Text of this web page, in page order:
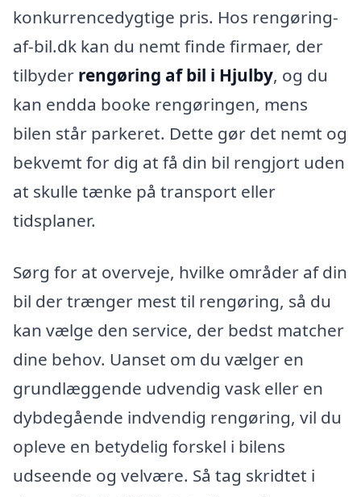
konkurrencedygtige pris. Hos rengøring-
af-bil.dk kan du nemt finde firmaer, der
tilbyder rengøring af bil i Hjulby, og du
kan endda booke rengøringen, mens
bilen står parkeret. Dette gør det nemt og
bekvemt for dig at få din bil rengjort uden
at skulle tænke på transport eller
tidsplaner.
Sørg for at overveje, hvilke områder af din
bil der trænger mest til rengøring, så du
kan vælge den service, der bedst matcher
dine behov. Uanset om du vælger en
grundlæggende udvendig vask eller en
dybdegående indvendig rengøring, vil du
opleve en betydelig forskel i bilens
udseende og velvære. Så tag skridtet i